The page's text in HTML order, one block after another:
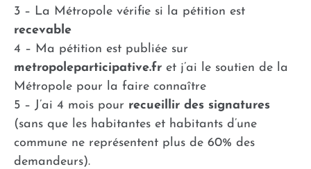
3 – La Métropole vérifie si la pétition est
recevable
4 – Ma pétition est publiée sur
metropoleparticipative.fr et j’ai le soutien de la
Métropole pour la faire connaître
5 – J’ai 4 mois pour recueillir des signatures
(sans que les habitantes et habitants d’une
commune ne représentent plus de 60% des
demandeurs).